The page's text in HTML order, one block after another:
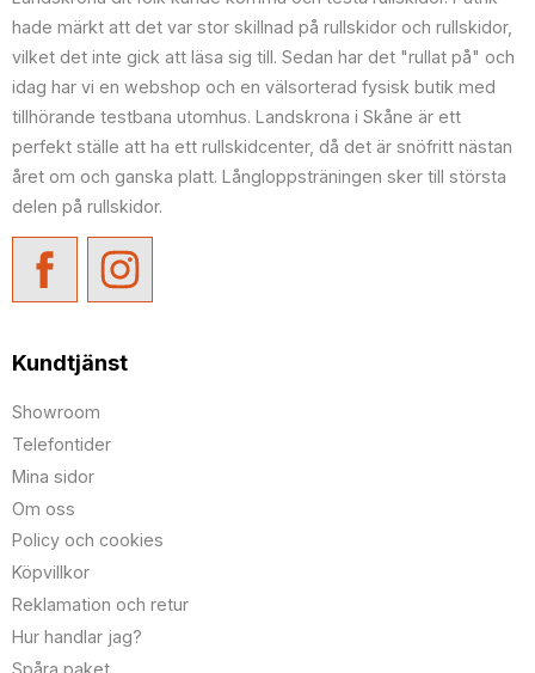
hade märkt att det var stor skillnad på rullskidor och rullskidor,
vilket det inte gick att läsa sig till. Sedan har det "rullat på" och
idag har vi en webshop och en välsorterad fysisk butik med
tillhörande testbana utomhus. Landskrona i Skåne är ett
perfekt ställe att ha ett rullskidcenter, då det är snöfritt nästan
året om och ganska platt. Långloppsträningen sker till största
delen på rullskidor.
Kundtjänst
Showroom
Telefontider
Mina sidor
Om oss
Policy och cookies
Köpvillkor
Reklamation och retur
Hur handlar jag?
Spåra paket